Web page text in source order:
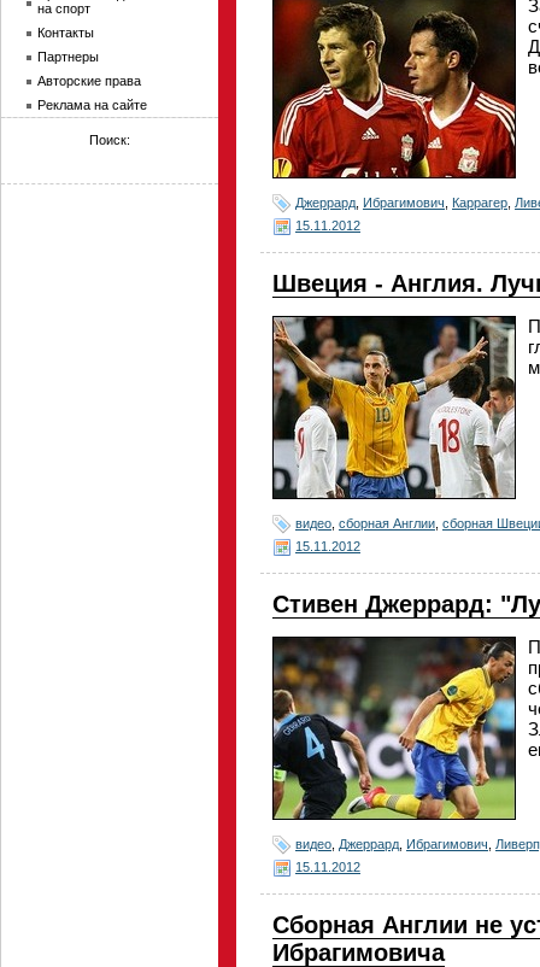
Джеррард Ибрагимович Каррагер
15.11.2012
Швеция - Англия.
видео сборная Англии сборная
15.11.2012
Стивен Джеррард:
видео Джеррард Ибрагимович
15.11.2012
Сборная Англии не
Ибрагимовича
на спорт
Контакты
Партнеры
Авторские права
Реклама на сайте
Поиск: